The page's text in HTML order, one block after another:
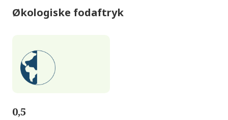
Økologiske fodaftryk
0,5